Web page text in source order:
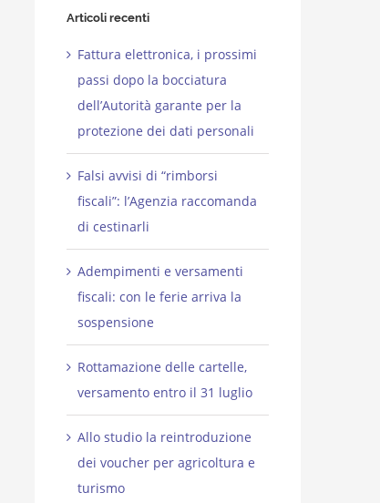
Articoli recenti
Fattura elettronica, i prossimi
passi dopo la bocciatura
dell’Autorità garante per la
protezione dei dati personali
Falsi avvisi di “rimborsi
fiscali”: l’Agenzia raccomanda
di cestinarli
Adempimenti e versamenti
fiscali: con le ferie arriva la
sospensione
Rottamazione delle cartelle,
versamento entro il 31 luglio
Allo studio la reintroduzione
dei voucher per agricoltura e
turismo